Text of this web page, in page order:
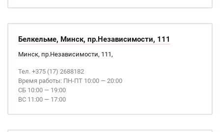
Белкельме, Минск, пр.Независимости, 111
Минск, пр.Независимости, 111,
Тел. +375 (17) 2688182
Время работы: ПН-ПТ 10:00 — 20:00
СБ 10:00 — 19:00
ВС 11:00 — 17:00